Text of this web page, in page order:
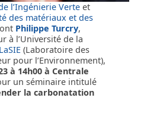
l’Ingénierie Verte et
des matériaux et des
Philippe Turcry,
à l’Université de la
LaSIE (Laboratoire des
pour l’Environnement),
à 14h00 à Centrale
un séminaire intitulé
la carbonatation